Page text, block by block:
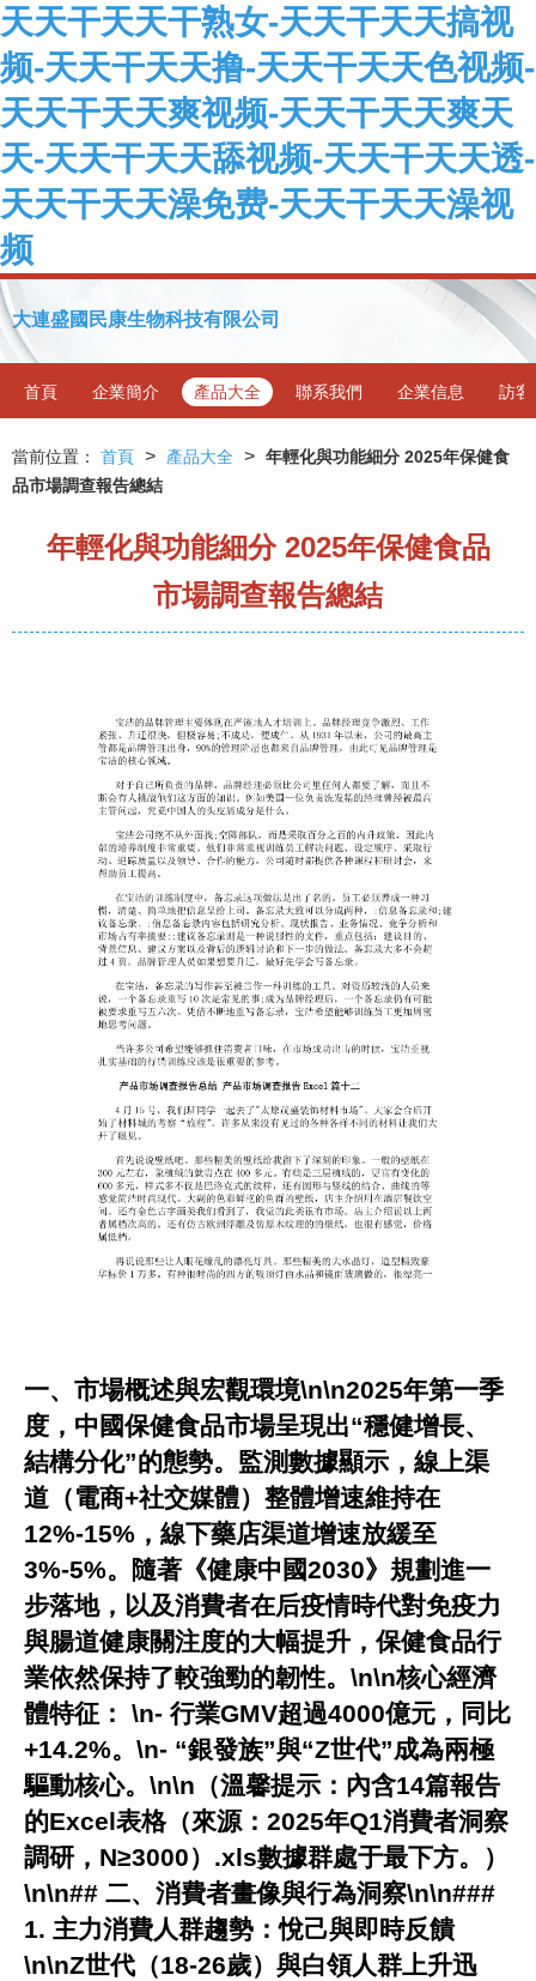
天天干天天干熟女-天天干天天搞视
频-天天干天天撸-天天干天天色视频-
天天干天天爽视频-天天干天天爽天
天-天天干天天舔视频-天天干天天透-
天天干天天澡免费-天天干天天澡视
频
大連盛國民康生物科技有限公司
首頁 企業簡介 產品大全 聯系我們 企業信息 訪客
當前位置： 首頁 > 產品大全 > 年輕化與功能細分 2025年保健食
品市場調查報告總結
年輕化與功能細分 2025年保健食品
市場調查報告總結
一、市場概述與宏觀環境\n\n2025年第一季
度，中國保健食品市場呈現出“穩健增長、
結構分化”的態勢。監測數據顯示，線上渠
道（電商+社交媒體）整體增速維持在
12%-15%，線下藥店渠道增速放緩至
3%-5%。隨著《健康中國2030》規劃進一
步落地，以及消費者在后疫情時代對免疫力
與腸道健康關注度的大幅提升，保健食品行
業依然保持了較強勁的韌性。\n\n核心經濟
體特征：
\n- 行業GMV超過4000億元，同比
+14.2%。\n- “銀發族”與“Z世代”成為兩極
驅動核心。\n\n（溫馨提示：內含14篇報告
的Excel表格（來源：2025年Q1消費者洞察
調研，N≥3000）.xls數據群處于最下方。）
\n\n## 二、消費者畫像與行為洞察\n\n###
1. 主力消費人群趨勢：悅己與即時反饋
\n\nZ世代（18-26歲）與白領人群上升迅